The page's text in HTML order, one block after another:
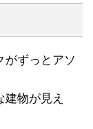
がずっとアソ
物が見え